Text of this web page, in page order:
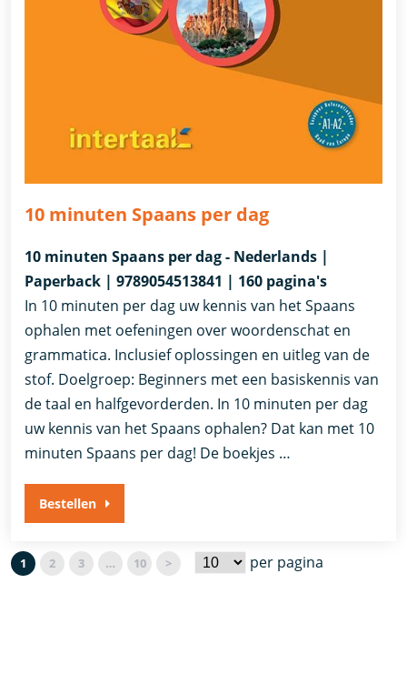
10 minuten Spaans per dag
10 minuten Spaans per dag - Nederlands |
Paperback | 9789054513841 | 160 pagina's
In 10 minuten per dag uw kennis van het Spaans
ophalen met oefeningen over woordenschat en
grammatica. Inclusief oplossingen en uitleg van de
stof. Doelgroep: Beginners met een basiskennis van
de taal en halfgevorderden. In 10 minuten per dag
uw kennis van het Spaans ophalen? Dat kan met 10
minuten Spaans per dag! De boekjes …
Bestellen
1 2 3 … 10 > per pagina